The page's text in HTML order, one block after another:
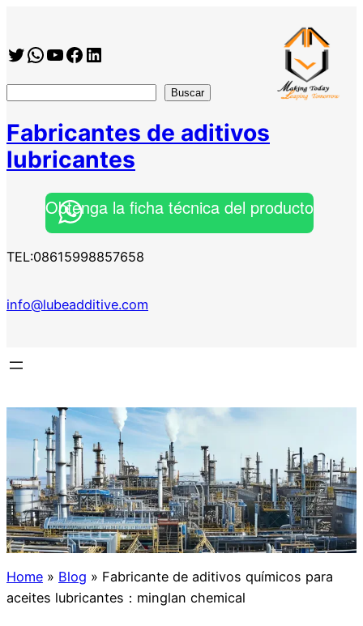
contenido
Twitter
WhatsApp
YouTube
Facebook
https://www.linkedin.com/company/shanghai-minglan-chemical-co–ltd
Buscar
Fabricantes de aditivos
lubricantes
Obtenga la ficha técnica del producto
TEL:08615998857658
info@lubeadditive.com
Home » Blog » Fabricante de aditivos químicos para
aceites lubricantes：minglan chemical